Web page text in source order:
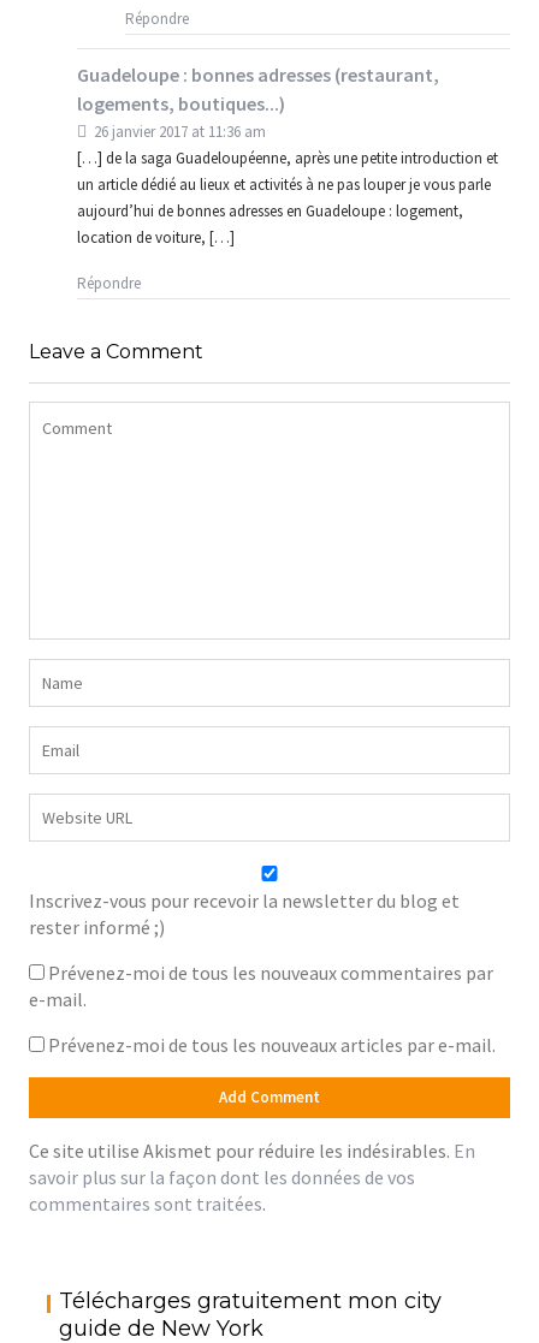
Répondre
Guadeloupe : bonnes adresses (restaurant,
logements, boutiques...)
26 janvier 2017 at 11:36 am
[…] de la saga Guadeloupéenne, après une petite introduction et
un article dédié au lieux et activités à ne pas louper je vous parle
aujourd’hui de bonnes adresses en Guadeloupe : logement,
location de voiture, […]
Répondre
Leave a Comment
Inscrivez-vous pour recevoir la newsletter du blog et
rester informé ;)
Prévenez-moi de tous les nouveaux commentaires par
e-mail.
Prévenez-moi de tous les nouveaux articles par e-mail.
Ce site utilise Akismet pour réduire les indésirables. En
savoir plus sur la façon dont les données de vos
commentaires sont traitées.
Télécharges gratuitement mon city
guide de New York